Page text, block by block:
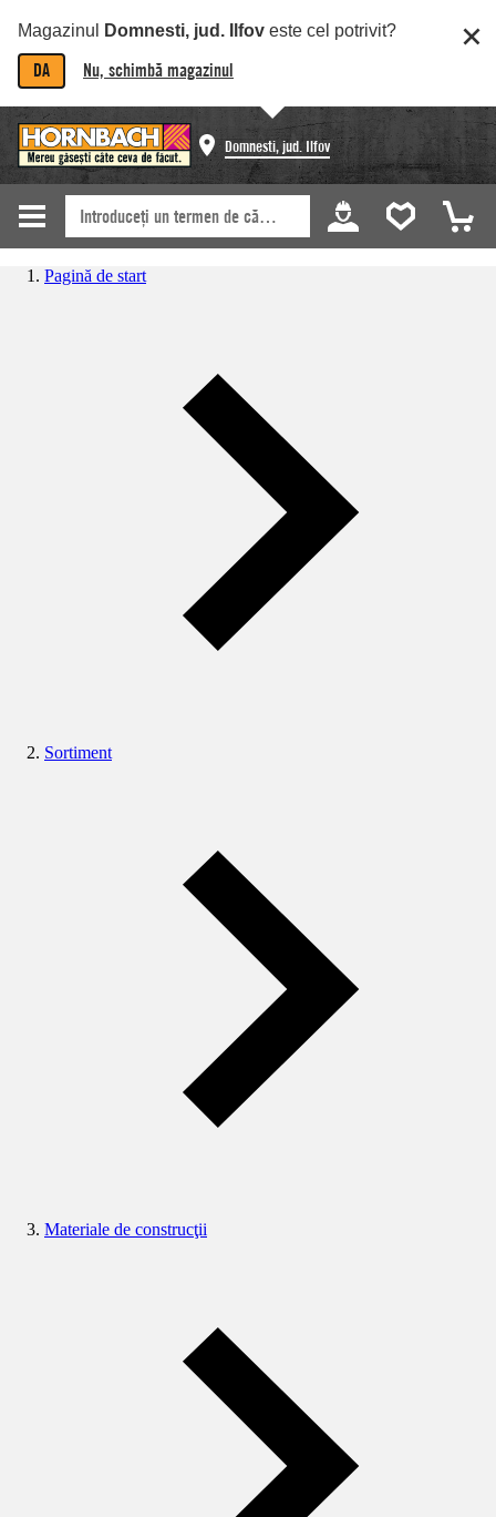
Magazinul Domnesti, jud. Ilfov este cel potrivit?
DA Nu, schimbă magazinul
Domnesti, jud. Ilfov
Pagină de start
Sortiment
Materiale de construcţii